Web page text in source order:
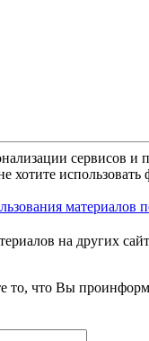
сервисов
использовать
материалов
на других
то, что Вы